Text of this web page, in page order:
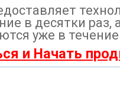
в десятки раз,
уже в
и Начать